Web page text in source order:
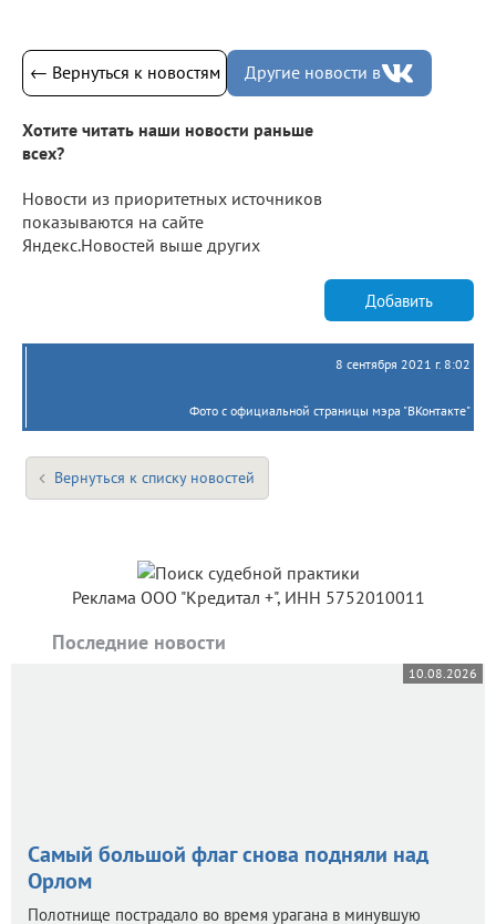
← Вернуться к новостям Другие новости в
Хотите читать наши новости раньше
всех?
Новости из приоритетных источников
показываются на сайте
Яндекс.Новостей выше других
Добавить
8 сентября 2021 г. 8:02
Фото с официальной страницы мэра "ВКонтакте"
Вернуться к списку новостей
Реклама ООО "Кредитал +", ИНН 5752010011
Последние новости
10.08.2026
Самый большой флаг снова подняли над
Орлом
Полотнище пострадало во время урагана в минувшую